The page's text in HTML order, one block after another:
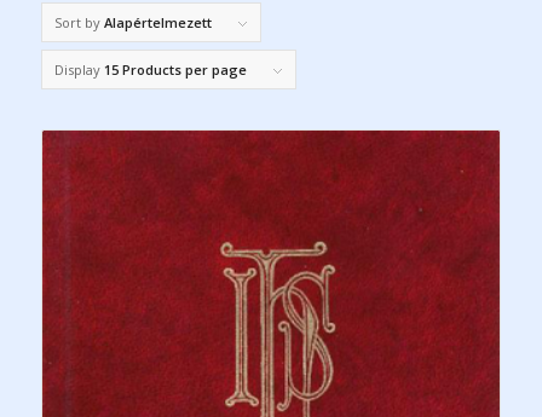
Sort by Alapértelmezett
Display 15 Products per page